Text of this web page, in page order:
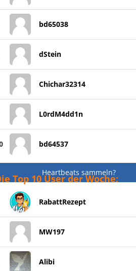
bd65038
dStein
Chichar32314
L0rdM4dd1n
bd64537
Heartbeats sammeln?
Top 10 User der Woche:
RabattRezept
MW197
Alibi